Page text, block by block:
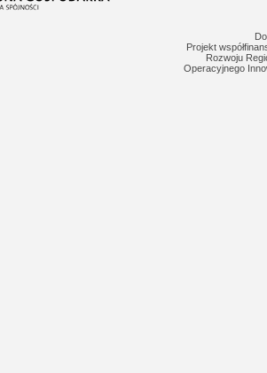
Projekt
Rozwoju
Operacyjnego